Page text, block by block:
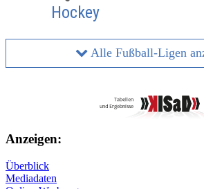
Hockey
Alle Fußball-Ligen
Anzeigen:
Überblick
Mediadaten